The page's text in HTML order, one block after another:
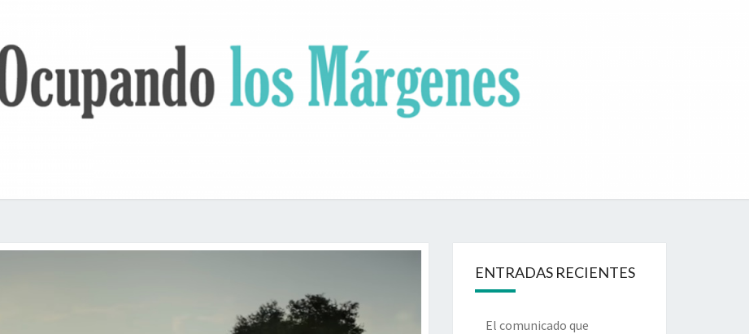
OCUPANDO
LOS
MÁRGENES
Terapia
Ocupacional
Desde Los
Márgenes
ENTRADAS RECIENTES
El comunicado que